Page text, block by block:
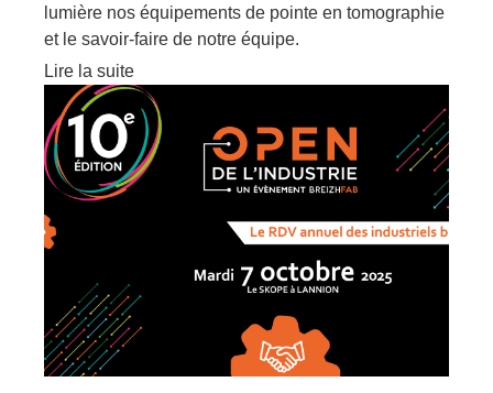
lumière nos équipements de pointe en tomographie
et le savoir-faire de notre équipe.
Lire la suite